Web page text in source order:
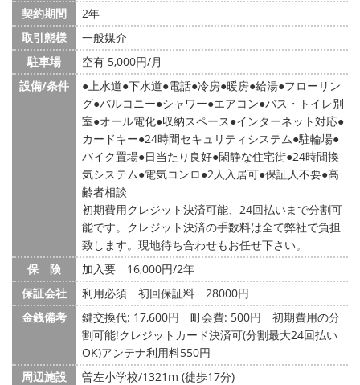
契約期間
2年
取引態様
一般媒介
駐車場
空有 5,000円/月
設備/条件
上水道 下水道 電話 冷房 暖房 給湯 フローリン
グ バルコニー シャワー エアコン バス・トイレ別
室 オール電化 収納スペース インターネット対応
カードキー 24時間セキュリティシステム 駐輪場
バイク置場 日当たり良好 閑静な住宅街 24時間換
気システム 電気コンロ 2人入居可 保証人不要 高
齢者相談
初期費用クレジット決済可能、24回払いまで分割可
能です。クレジット決済の手数料は全て弊社で負担
致します。現地待ち合わせもお任せ下さい。
保 険
加入要 16,000円/2年
保証会社
利用必須 初回保証料 28000円
金銭備考
鍵交換代: 17,600円 町会費: 500円
初期費用の分
割可能!クレジットカード決済可(分割最大24回払い
OK)アンテナ利用料550円
周辺施設
曽左小学校/1321m (徒歩17分)